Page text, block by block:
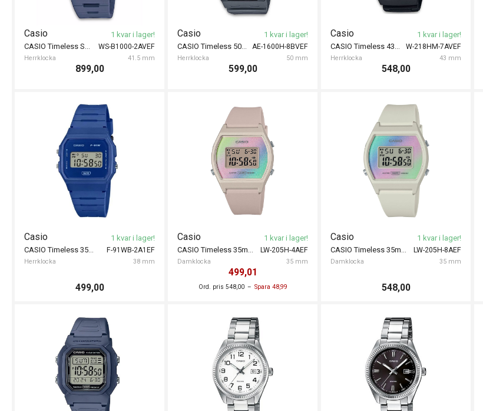
WS-B1000-2AVEF
Casio
Herrklocka 41.5 mm
CASIO Timeless Sport Bluetooth 41mm
1 kvar i lager!
899,00
AE-1600H-8BVEF
Casio
Herrklocka 50 mm
CASIO Timeless 50mm
1 kvar i lager!
599,00
W-218HM-7AVEF
Casio
Herrklocka 43 mm
CASIO Timeless 43mm
1 kvar i lager!
548,00
F-91WB-2A1EF
Casio
Herrklocka 38 mm
CASIO Timeless 35mm
1 kvar i lager!
499,00
LW-205H-4AEF
Casio
Damklocka 35 mm
CASIO Timeless 35mm
1 kvar i lager!
499,01
Ord. pris 548,00 Spara 48,99
LW-205H-8AEF
Casio
Damklocka 35 mm
CASIO Timeless 35mm
1 kvar i lager!
548,00